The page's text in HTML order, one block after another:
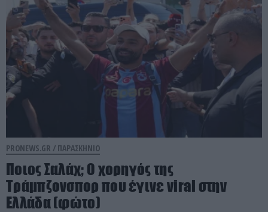
PRONEWS.GR / ΠΑΡΑΣΚΗΝΙΟ
Ποιος Σαλάχ; Ο χορηγός της
Τράμπζονσπορ που έγινε viral στην
Ελλάδα (φώτο)